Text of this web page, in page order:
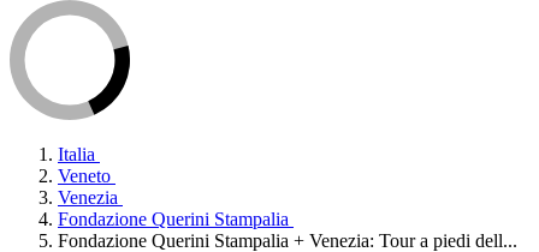
Italia
Veneto
Venezia
Fondazione Querini Stampalia
Fondazione Querini Stampalia + Venezia: Tour a piedi dell...